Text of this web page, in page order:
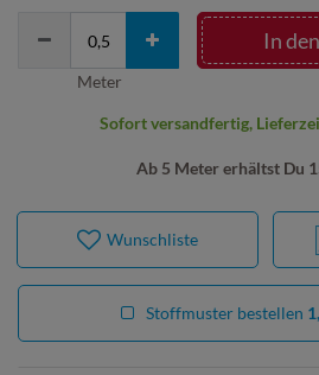
Ab 5 Meter erhältst Du
In
Meter
Sofort versandfertig,
Wunschliste
Stoffmuster bestellen